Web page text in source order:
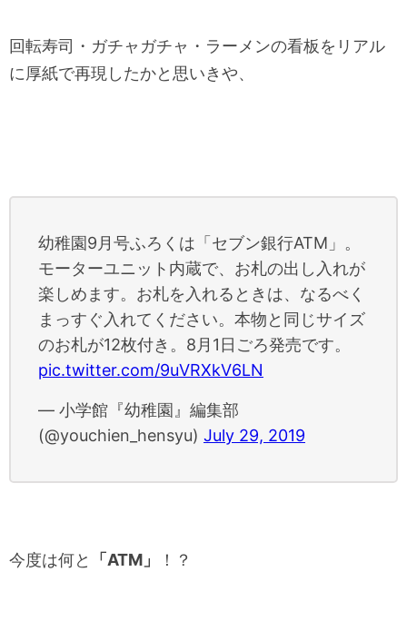
回転寿司・ガチャガチャ・ラーメンの看板をリアル
に厚紙で再現したかと思いきや、
幼稚園9月号ふろくは「セブン銀行ATM」。
モーターユニット内蔵で、お札の出し入れが
楽しめます。お札を入れるときは、なるべく
まっすぐ入れてください。本物と同じサイズ
のお札が12枚付き。8月1日ごろ発売です。
pic.twitter.com/9uVRXkV6LN
— 小学館『幼稚園』編集部
(@youchien_hensyu) July 29, 2019
今度は何と 「ATM」 ！？